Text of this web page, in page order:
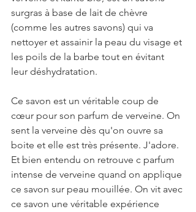
surgras à base de lait de chèvre
(comme les autres savons) qui va
nettoyer et assainir la peau du visage et
les poils de la barbe tout en évitant
leur déshydratation.
Ce savon est un véritable coup de
cœur pour son parfum de verveine. On
sent la verveine dès qu'on ouvre sa
boite et elle est très présente. J'adore.
Et bien entendu on retrouve c parfum
intense de verveine quand on applique
ce savon sur peau mouillée. On vit avec
ce savon une véritable expérience